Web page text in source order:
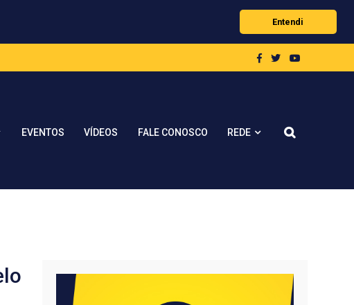
Entendi
EVENTOS VÍDEOS FALE CONOSCO REDE